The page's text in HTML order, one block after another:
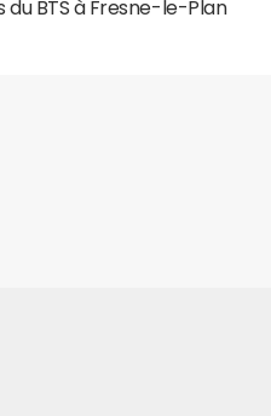
du BTS à Fresne-le-Plan